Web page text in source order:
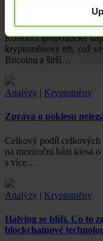
Rostoucí geopolitické
kryptoměnový trh, což
Bitcoinu a širší…
Analýzy | Kryptoměny
Zpráva o poklesu
Celkový podíl celkových
na meziroční bázi klesá
s více…
Analýzy | Kryptoměny
Halving se blíží. Co to
blockchainové